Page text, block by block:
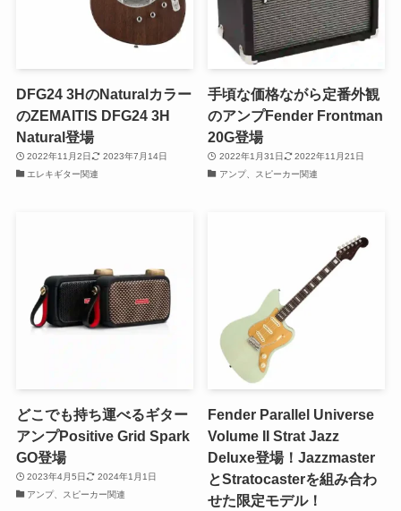
DFG24 3HのNaturalカラー
のZEMAITIS DFG24 3H
Natural登場
2022年11月2日
2023年7月14日
エレキギター関連
手頃な価格ながら定番外観
のアンプFender Frontman
20G登場
2022年1月31日
2022年11月21日
アンプ、スピーカー関連
どこでも持ち運べるギター
アンプPositive Grid Spark
GO登場
2023年4月5日
2024年1月1日
アンプ、スピーカー関連
Fender Parallel Universe
Volume II Strat Jazz
Deluxe登場！Jazzmaster
とStratocasterを組み合わ
せた限定モデル！